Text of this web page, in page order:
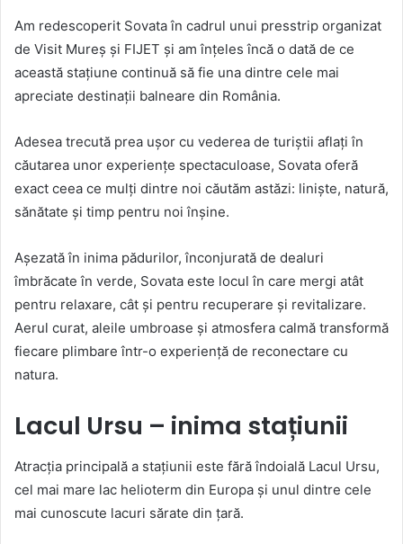
Am redescoperit Sovata în cadrul unui presstrip organizat
de Visit Mureș și FIJET și am înțeles încă o dată de ce
această stațiune continuă să fie una dintre cele mai
apreciate destinații balneare din România.
Adesea trecută prea ușor cu vederea de turiștii aflați în
căutarea unor experiențe spectaculoase, Sovata oferă
exact ceea ce mulți dintre noi căutăm astăzi: liniște, natură,
sănătate și timp pentru noi înșine.
Așezată în inima pădurilor, înconjurată de dealuri
îmbrăcate în verde, Sovata este locul în care mergi atât
pentru relaxare, cât și pentru recuperare și revitalizare.
Aerul curat, aleile umbroase și atmosfera calmă transformă
fiecare plimbare într-o experiență de reconectare cu
natura.
Lacul Ursu – inima stațiunii
Atracția principală a stațiunii este fără îndoială Lacul Ursu,
cel mai mare lac helioterm din Europa și unul dintre cele
mai cunoscute lacuri sărate din țară.